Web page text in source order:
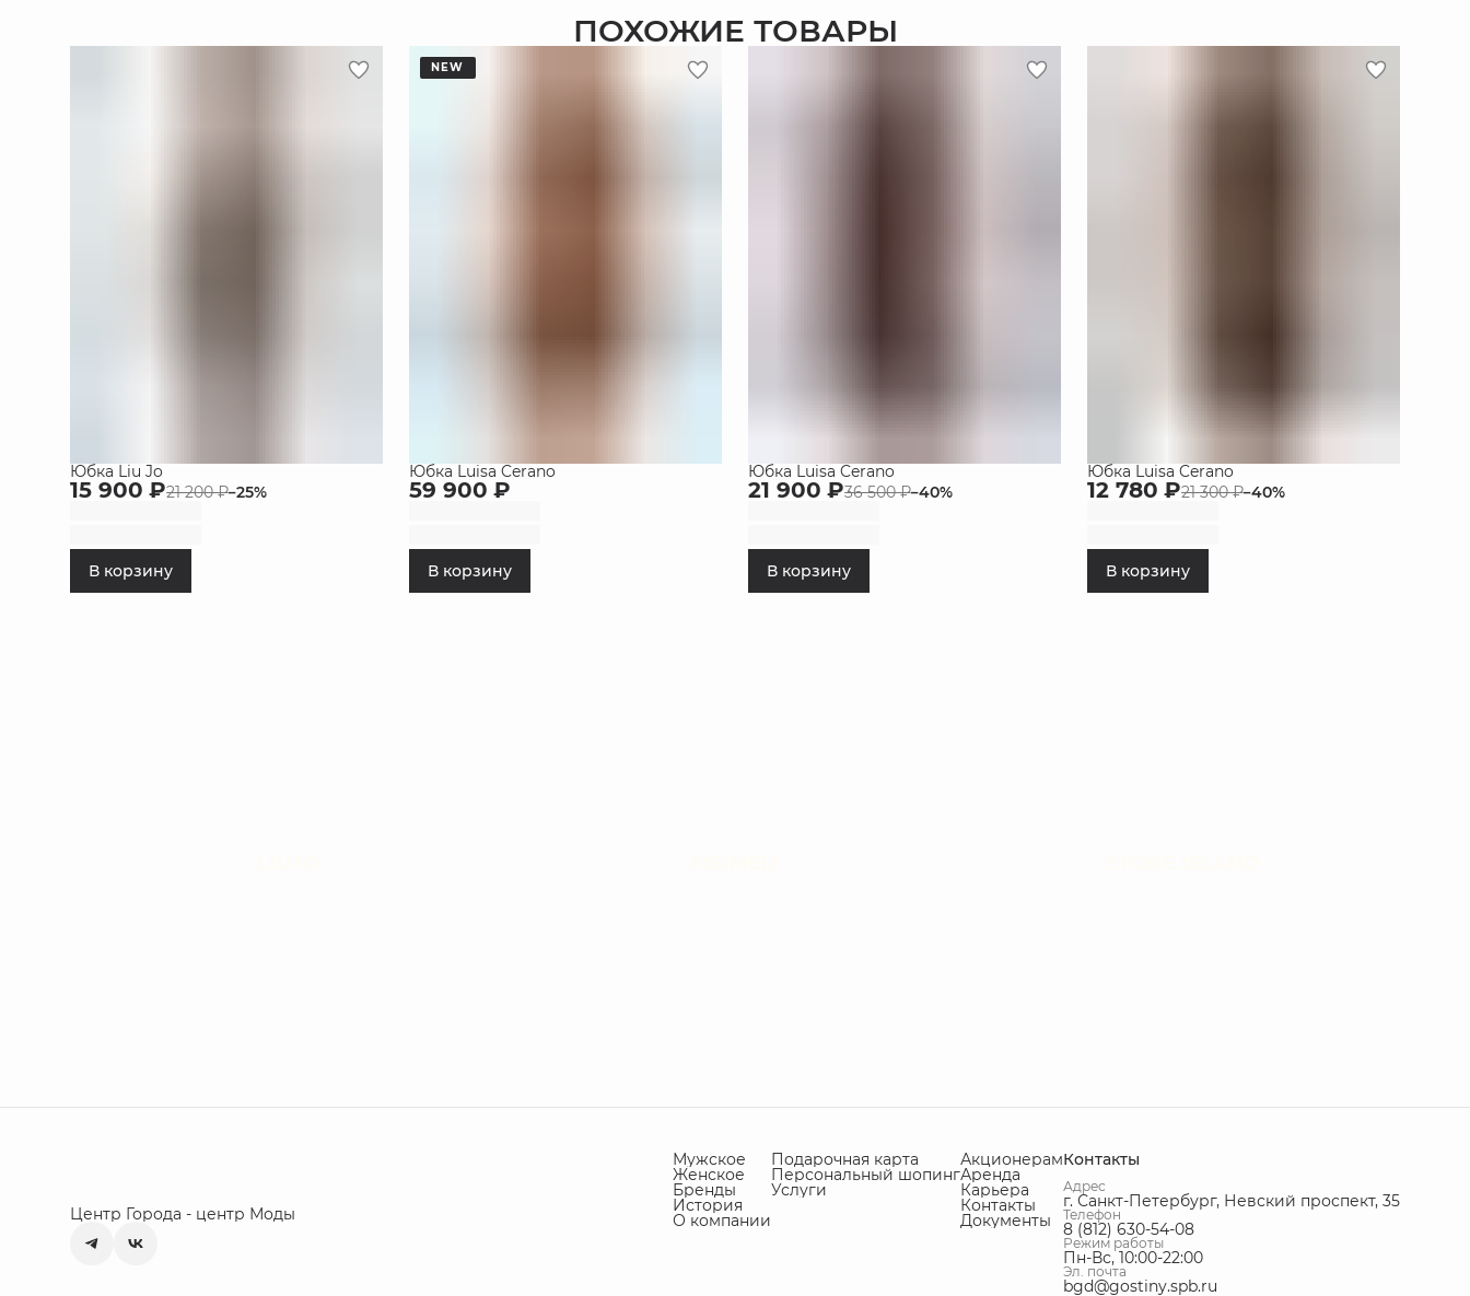
ПОХОЖИЕ ТОВАРЫ
Юбка Liu Jo
15 900 ₽21 200 ₽−25%
В корзину
NEW
Юбка Luisa Cerano
59 900 ₽
В корзину
Юбка Luisa Cerano
21 900 ₽36 500 ₽−40%
В корзину
Юбка Luisa Cerano
12 780 ₽21 300 ₽−40%
В корзину
Центр Города - центр Моды
Мужское
Женское
Бренды
История
О компании
Подарочная карта
Персональный шопинг
Услуги
Акционерам
Аренда
Карьера
Контакты
Документы
Контакты
Адрес
г. Санкт-Петербург, Невский проспект, 35
Телефон
8 (812) 630-54-08
Режим работы
Пн-Вс, 10:00-22:00
Эл. почта
bgd@gostiny.spb.ru